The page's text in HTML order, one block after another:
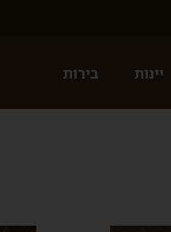
יינות בירות